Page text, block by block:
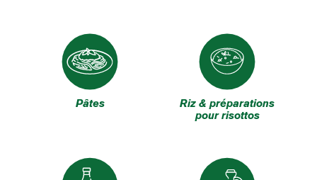
Pâtes
Riz & préparations
pour risottos